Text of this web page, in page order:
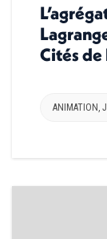
Cités de
ANIMATION ,